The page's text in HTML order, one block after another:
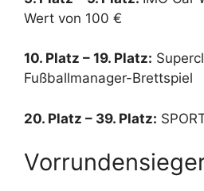
Wert von 100 €
10. Platz – 19. Platz:
Fußballmanager-Brettspiel
20. Platz – 39. Platz: